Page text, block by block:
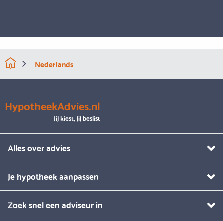
Nederlands
HypotheekAdvies.nl
Jij kiest, jij beslist
Alles over advies
Je hypotheek aanpassen
Zoek snel een adviseur in